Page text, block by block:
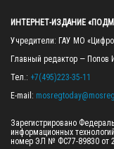
ИНТЕРНЕТ-ИЗДАНИЕ
Учредители: ГАУ МО
Главный редактор — Попов
Тел.: +7(495)223-35-11
E-mail:
Зарегистрировано
информационных
номер ЭЛ № ФС77-89830 от